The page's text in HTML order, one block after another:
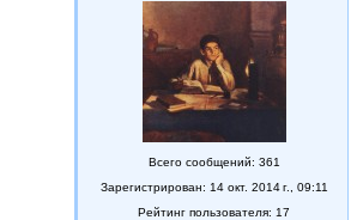
Всего сообщений: 361
Зарегистрирован: 14 окт. 2014 г., 09:11
Рейтинг пользователя: 17